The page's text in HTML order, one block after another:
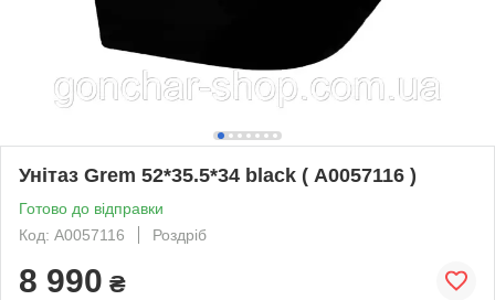
Унітаз Grem 52*35.5*34 black ( А0057116 )
Готово до відправки
Код: А0057116
Роздріб
8 990 ₴